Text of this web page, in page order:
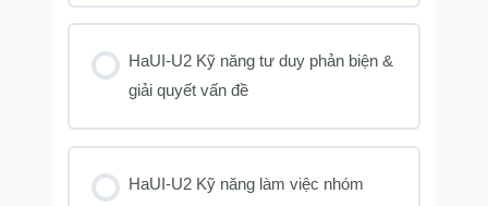
0% COMPLETE 0/0 Steps
HaUI-U2 Kỹ năng tư duy phản biện &
giải quyết vấn đề
0% COMPLETE 0/0 Steps
HaUI-U2 Kỹ năng làm việc nhóm